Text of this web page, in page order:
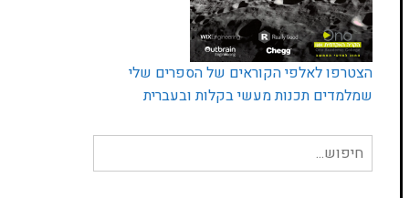
הצטרפו לאלפי הקוראים של הספרים שלי
שמלמדים תכנות מעשי בקלות ובעברית
חיפוש
עבור: